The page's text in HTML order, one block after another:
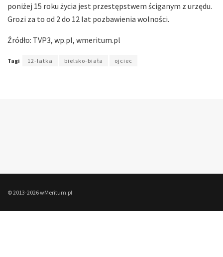
poniżej 15 roku życia jest przestępstwem ściganym z urzędu.
Grozi za to od 2 do 12 lat pozbawienia wolności.
Źródło: TVP3, wp.pl, wmeritum.pl
Tagi 12-latka bielsko-biała ojciec
© 2013-2026 wMeritum.pl